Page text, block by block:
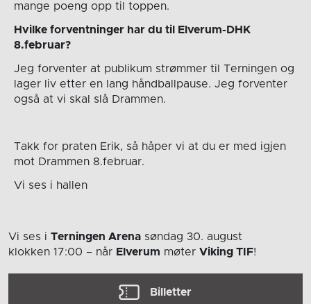
mange poeng opp til toppen.
Hvilke forventninger har du til Elverum-DHK
8.februar?
Jeg forventer at publikum strømmer til Terningen og
lager liv etter en lang håndballpause. Jeg forventer
også at vi skal slå Drammen.
Takk for praten Erik, så håper vi at du er med igjen
mot Drammen 8.februar.
Vi ses i hallen
Vi ses i Terningen Arena søndag 30. august
klokken 17:00 – når Elverum møter Viking TIF!
Billetter